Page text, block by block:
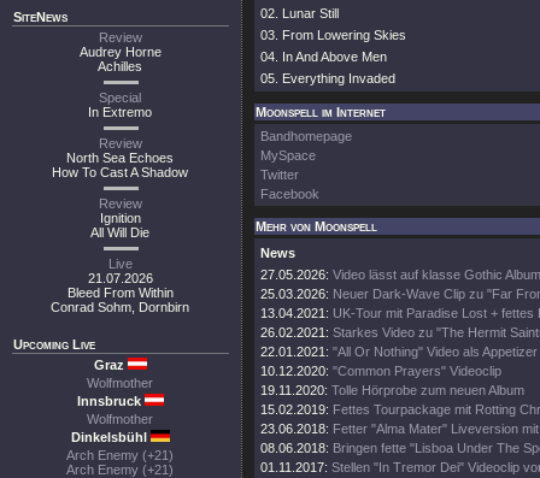
SiteNews
Review
Audrey Horne
Achilles
Special
In Extremo
Review
North Sea Echoes
How To Cast A Shadow
Review
Ignition
All Will Die
Live
21.07.2026
Bleed From Within
Conrad Sohm, Dornbirn
Upcoming Live
Graz
Wolfmother
Innsbruck
Wolfmother
Dinkelsbühl
Arch Enemy (+21)
Arch Enemy (+21)
02. Lunar Still
03. From Lowering Skies
04. In And Above Men
05. Everything Invaded
Moonspell im Internet
Bandhomepage
MySpace
Twitter
Facebook
Mehr von Moonspell
News
27.05.2026: Video lässt auf klasse Gothic
25.03.2026: Neuer Dark-Wave Clip zu "Far
13.04.2021: UK-Tour mit Paradise Lost + fettes
26.02.2021: Starkes Video zu "The Hermit
22.01.2021: "All Or Nothing" Video als Appetizer
10.12.2020: "Common Prayers" Videoclip
19.11.2020: Tolle Hörprobe zum neuen Album
15.02.2019: Fettes Tourpackage mit Rotting
23.06.2018: Fetter "Alma Mater" Liveversion
08.06.2018: Bringen fette "Lisboa Under The
01.11.2017: Stellen "In Tremor Dei" Videoclip